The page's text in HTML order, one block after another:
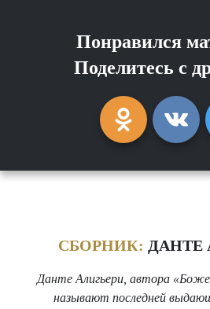
Понравился
Поделитесь с
СБОРНИК: ДАНТЕ
Данте Алигьери, автора
называют последней